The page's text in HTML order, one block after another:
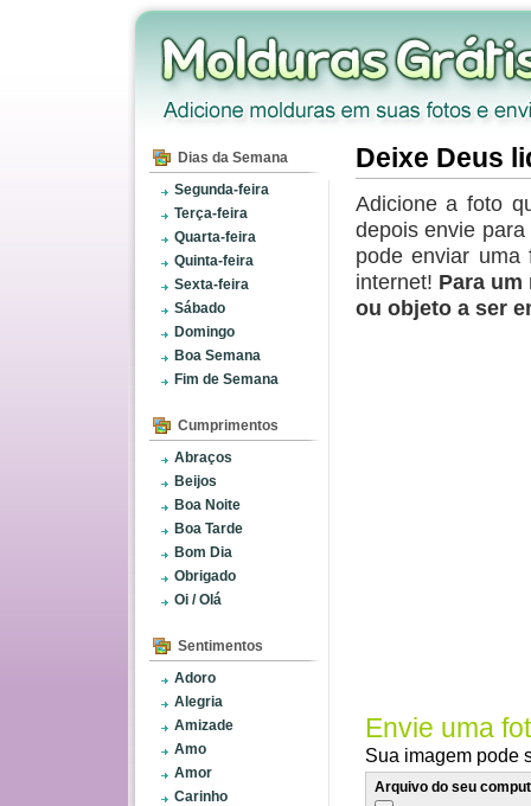
Dias da Semana
Segunda-feira
Terça-feira
Quarta-feira
Quinta-feira
Sexta-feira
Sábado
Domingo
Boa Semana
Fim de Semana
Cumprimentos
Abraços
Beijos
Boa Noite
Boa Tarde
Bom Dia
Obrigado
Oi / Olá
Sentimentos
Adoro
Alegria
Amizade
Amo
Amor
Carinho
Deixe Deus
Adicione a foto
depois envie
pode enviar
internet! Para
ou objeto a ser
Envie uma
Sua imagem pode
Arquivo do seu